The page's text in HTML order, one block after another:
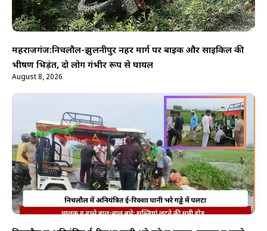
महराजगंज:निचलौल-झुलनीपुर नहर मार्ग पर बाइक और साइकिल की
भीषण भिड़ंत, दो लोग गंभीर रूप से घायल
August 8, 2026